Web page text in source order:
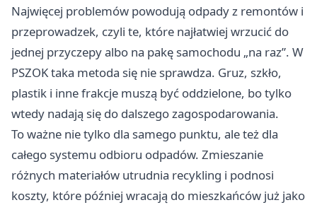
Najwięcej problemów powodują odpady z remontów i
przeprowadzek, czyli te, które najłatwiej wrzucić do
jednej przyczepy albo na pakę samochodu „na raz”. W
PSZOK taka metoda się nie sprawdza. Gruz, szkło,
plastik i inne frakcje muszą być oddzielone, bo tylko
wtedy nadają się do dalszego zagospodarowania.
To ważne nie tylko dla samego punktu, ale też dla
całego systemu odbioru odpadów. Zmieszanie
różnych materiałów utrudnia recykling i podnosi
koszty, które później wracają do mieszkańców już jako